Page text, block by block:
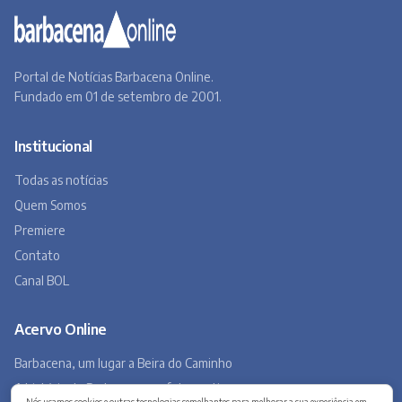
Contato
Acervo Online
Barbacena, um lugar a Beira do Caminho
Museu Virtual
Museu do Tropeirismo
Copyright 2026 © Barbacena Online. Todos os direitos reservados.